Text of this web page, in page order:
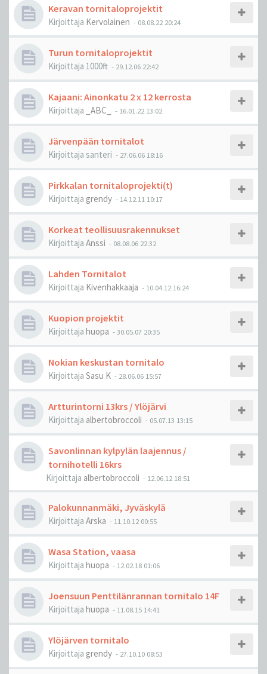
Keravan tornitaloprojektit
Kirjoittaja Kervolainen - 08.08.22 20:24
Turun tornitaloprojektit
Kirjoittaja 1000ft - 29.12.06 22:42
Kajaani: Ainonkatu 2 x 12 kerrosta
Kirjoittaja _ABC_ - 16.01.22 13:02
Järvenpään tornitalot
Kirjoittaja santeri - 27.06.06 18:16
Pirkkalan tornitaloprojekti(t)
Kirjoittaja grendy - 14.12.11 10:17
Korkeat teollisuusrakennukset
Kirjoittaja Anssi - 08.08.06 22:32
Lahden Tornitalot
Kirjoittaja Kivenhakkaaja - 10.04.12 16:24
Kuopion projektit
Kirjoittaja huopa -30.05.07 20:35
Nokian keskustan tornitalo
Kirjoittaja Sasu K - 28.06.06 15:57
Artturintorni 13krs / Ylöjärvi
Kirjoittaja albertobroccoli - 05.07.13 13:15
Savonlinnan kylpylän laajennus /
tornihotelli 16krs
Kirjoittaja albertobroccoli - 12.06.12 18:51
Palokunnanmäki, Jyväskylä
Kirjoittaja Arska - 11.10.12 00:55
Wasa Station, vaasa
Kirjoittaja huopa - 12.02.18 01:06
Joensuun Penttilänrannan tornitalo 14F
Kirjoittaja huopa - 11.08.15 14:41
Ylöjärven tornitalo
Kirjoittaja grendy - 27.10.10 08:53